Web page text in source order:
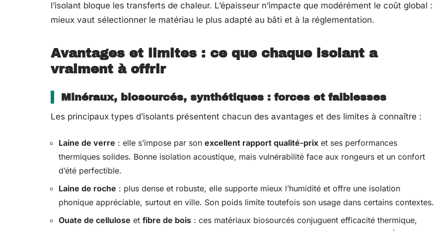
l’isolant bloque les transferts de chaleur. L’épaisseur n’impacte que modérément le coût global :
mieux vaut sélectionner le matériau le plus adapté au bâti et à la réglementation.
Avantages et limites : ce que chaque isolant a
vraiment à offrir
Minéraux, biosourcés, synthétiques : forces et faiblesses
Les principaux types d’isolants présentent chacun des avantages et des limites à connaître :
Laine de verre : elle s’impose par son excellent rapport qualité-prix et ses performances
thermiques solides. Bonne isolation acoustique, mais vulnérabilité face aux rongeurs et un confort
d’été perfectible.
Laine de roche : plus dense et robuste, elle supporte mieux l’humidité et offre une isolation
phonique appréciable, surtout en ville. Son poids limite toutefois son usage dans certains contextes.
Ouate de cellulose et fibre de bois : ces matériaux biosourcés conjuguent efficacité thermique,